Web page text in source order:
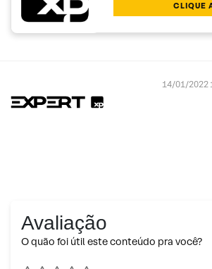
CLIQUE
14/01/2022
Avaliação
O quão foi útil este conteúdo pra você?